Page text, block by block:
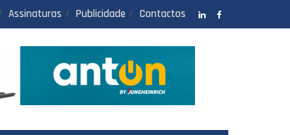
Assinaturas Publicidade Contactos